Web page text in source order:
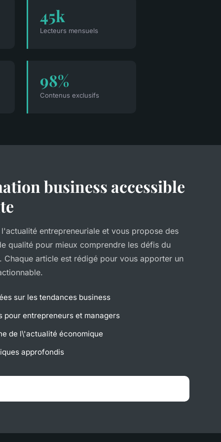
45k
Lecteurs mensuels
98%
Contenus exclusifs
business accessible
entrepreneuriale et vous propose des
qualité pour mieux comprendre les défis du
Chaque article est rédigé pour vous apporter un
sur les tendances business
pour entrepreneurs et managers
de l\'actualité économique
approfondis